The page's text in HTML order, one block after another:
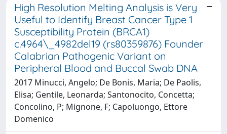
High Resolution Melting Analysis is Very
Useful to Identify Breast Cancer Type 1
Susceptibility Protein (BRCA1)
c.4964\_4982del19 (rs80359876) Founder
Calabrian Pathogenic Variant on
Peripheral Blood and Buccal Swab DNA
2017 Minucci, Angelo; De Bonis, Maria; De Paolis,
Elisa; Gentile, Leonarda; Santonocito, Concetta;
Concolino, P; Mignone, F; Capoluongo, Ettore
Domenico